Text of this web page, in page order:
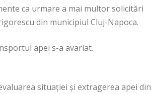
ca urmare a mai multor solicitări
din municipiul Cluj-Napoca.
apei s-a avariat.
situației și extragerea apei din